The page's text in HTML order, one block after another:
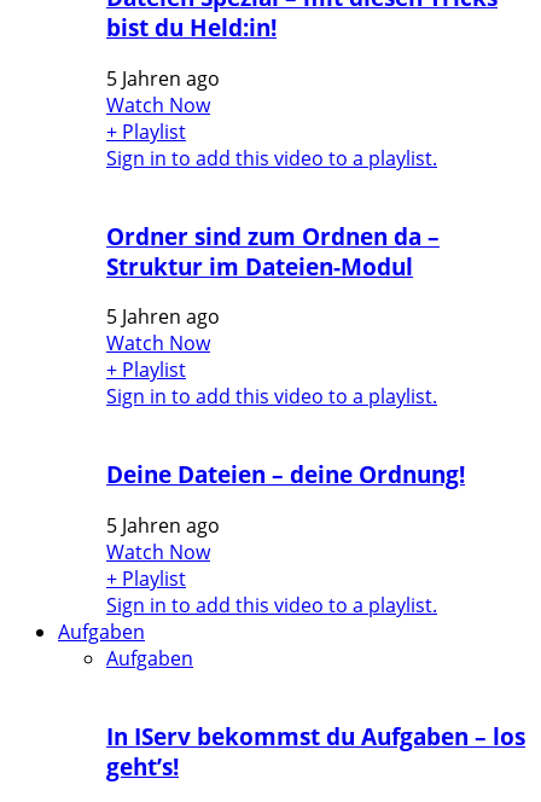
bist du Held:in!
5 Jahren ago
Watch Now
+ Playlist
Sign in to add this video to a playlist.
Ordner sind zum Ordnen da –
Struktur im Dateien-Modul
5 Jahren ago
Watch Now
+ Playlist
Sign in to add this video to a playlist.
Deine Dateien – deine Ordnung!
5 Jahren ago
Watch Now
+ Playlist
Sign in to add this video to a playlist.
Aufgaben
Aufgaben
In IServ bekommst du Aufgaben – los
geht’s!